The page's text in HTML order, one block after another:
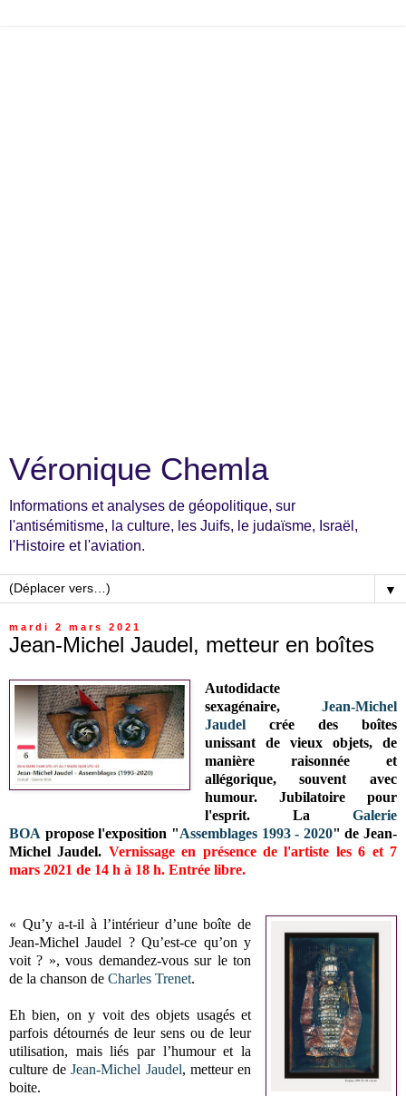
Véronique Chemla
Informations et analyses de géopolitique, sur
l'antisémitisme, la culture, les Juifs, le judaïsme, Israël,
l'Histoire et l'aviation.
▼
mardi 2 mars 2021
Jean-Michel Jaudel, metteur en boîtes
Autodidacte
sexagénaire,
Jean-Michel
Jaudelcrée des boîtes
unissant de vieux objets, de
manière raisonnée et
allégorique, souvent avec
humour.
Jubilatoire pour
l'esprit. LaGalerie
BOA propose l'exposition "Assemblages 1993 - 2020" de Jean-
Michel Jaudel. Vernissage en présence de l'artiste les 6 et 7
mars 2021 de 14 h à 18 h. Entrée libre.
« Qu’y a-t-il à l’intérieur d’une boîte de
Jean-Michel Jaudel ? Qu’est-ce qu’on y
voit ? », vous demandez-vous sur le ton
de la chanson de Charles Trenet.
Eh bien, on y voit des objets usagés et
parfois détournés de leur sens ou de leur
utilisation, mais liés par l’humour et la
culture deJean-Michel Jaudel, metteur en
boite.